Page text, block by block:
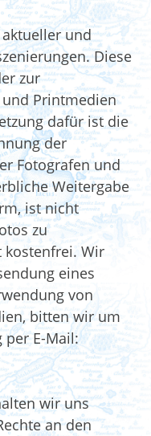
aktueller und
Diese
zur
Printmedien
dafür ist die
der
Fotografen und
Weitergabe
ist nicht
zu
kostenfrei. Wir
eines
von
bitten wir um
per E-Mail:
wir uns
an den